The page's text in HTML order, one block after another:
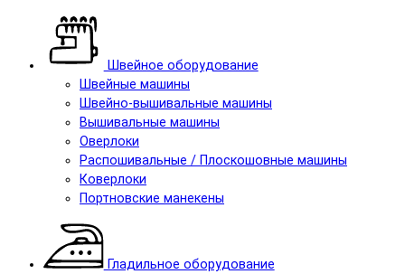
Швейное оборудование
Швейные машины
Швейно-вышивальные машины
Вышивальные машины
Оверлоки
Распошивальные / Плоскошовные машины
Коверлоки
Портновские манекены
Гладильное оборудование